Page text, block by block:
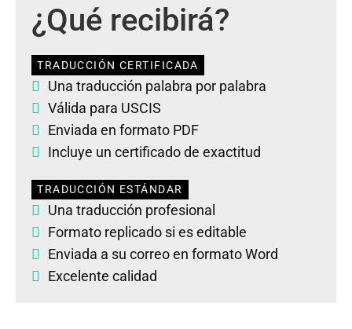
¿Qué recibirá?
TRADUCCIÓN CERTIFICADA
Una traducción palabra por palabra
Válida para USCIS
Enviada en formato PDF
Incluye un certificado de exactitud
TRADUCCIÓN ESTÁNDAR
Una traducción profesional
Formato replicado si es editable
Enviada a su correo en formato Word
Excelente calidad